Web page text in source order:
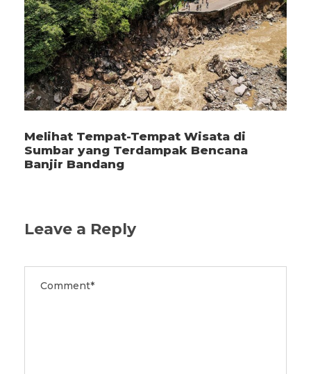
Melihat Tempat-Tempat Wisata di
Sumbar yang Terdampak Bencana
Banjir Bandang
Leave a Reply